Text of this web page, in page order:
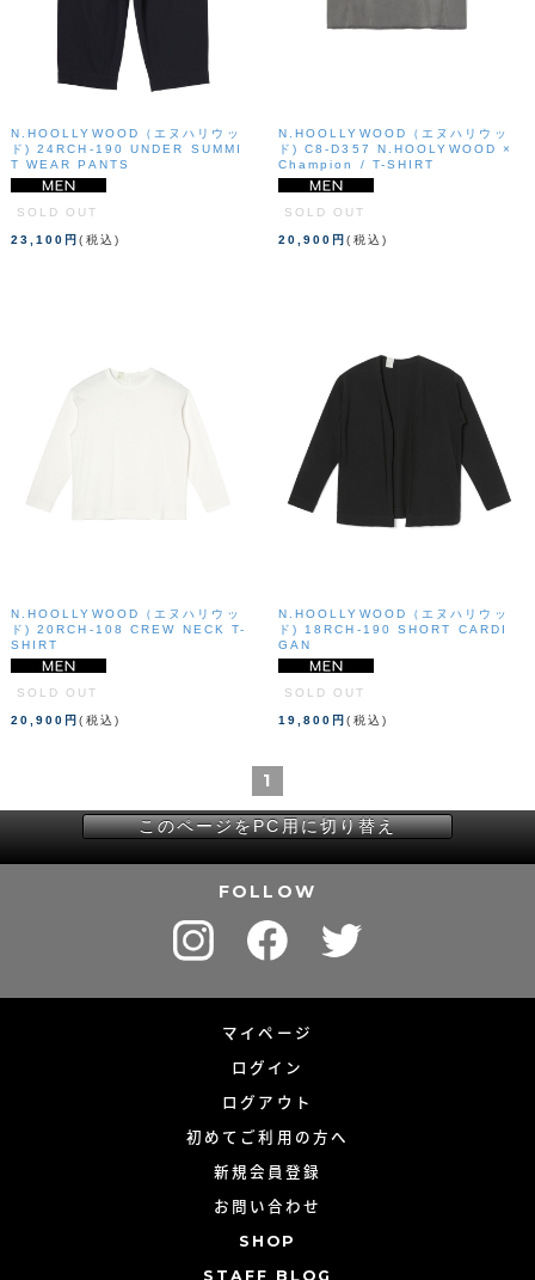
N.HOOLLYWOOD（エヌハリウッ
ド) 24RCH-190 UNDER SUMMI
T WEAR PANTS
SOLD OUT
23,100円(税込)
N.HOOLLYWOOD（エヌハリウッ
ド) C8-D357 N.HOOLYWOOD ×
Champion / T-SHIRT
SOLD OUT
20,900円(税込)
N.HOOLLYWOOD（エヌハリウッ
ド) 20RCH-108 CREW NECK T-
SHIRT
SOLD OUT
20,900円(税込)
N.HOOLLYWOOD（エヌハリウッ
ド) 18RCH-190 SHORT CARDI
GAN
SOLD OUT
19,800円(税込)
1
FOLLOW
マイページ
ログイン
ログアウト
初めてご利用の方へ
新規会員登録
お問い合わせ
SHOP
STAFF BLOG
このページをPC用に切り替え